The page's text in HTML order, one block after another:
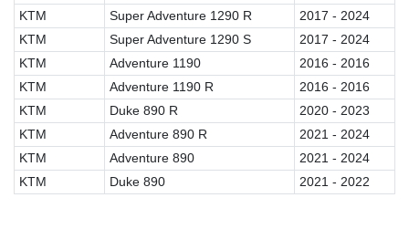
KTM
Super Adventure 1290 R
2017 - 2024
KTM
Super Adventure 1290 S
2017 - 2024
KTM
Adventure 1190
2016 - 2016
KTM
Adventure 1190 R
2016 - 2016
KTM
Duke 890 R
2020 - 2023
KTM
Adventure 890 R
2021 - 2024
KTM
Adventure 890
2021 - 2024
KTM
Duke 890 2021 - 2022